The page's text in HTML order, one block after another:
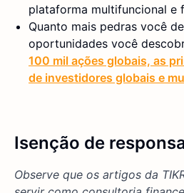
plataforma multifuncional e
Quanto mais pedras você
oportunidades você
100 mil ações globais, as
de investidores globais e
Isenção de
Observe que os artigos da